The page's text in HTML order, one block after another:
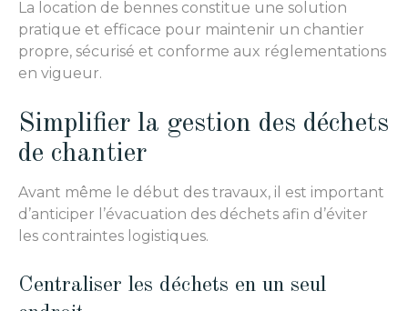
La location de bennes constitue une solution
pratique et efficace pour maintenir un chantier
propre, sécurisé et conforme aux réglementations
en vigueur.
Simplifier la gestion des déchets
de chantier
Avant même le début des travaux, il est important
d’anticiper l’évacuation des déchets afin d’éviter
les contraintes logistiques.
Centraliser les déchets en un seul